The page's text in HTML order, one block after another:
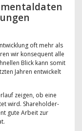
oft mehr als
wir konsequent alle
Blick kann somit
Jahren entwickelt
zeigen, ob eine
wird. Shareholder-
gute Arbeit zur